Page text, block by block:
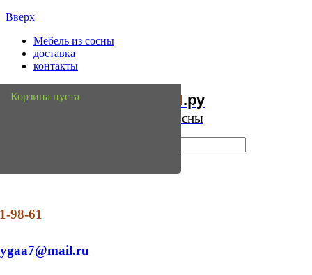
Вверх
Мебель из сосны
доставка
контакты
Мебель Сосны.ру
Интернет магазин мебели из сосны
98-61
Корзина пуста